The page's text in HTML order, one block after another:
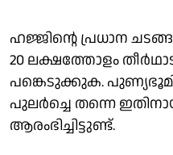
ഹജ്ജിൻ്റെ പ്രധാന
20 ലക്ഷത്തോളം
പങ്കെടുക്കുക.
പുലർച്ചെ തന്നെ
ആരംഭിച്ചിട്ടുണ്ട്.